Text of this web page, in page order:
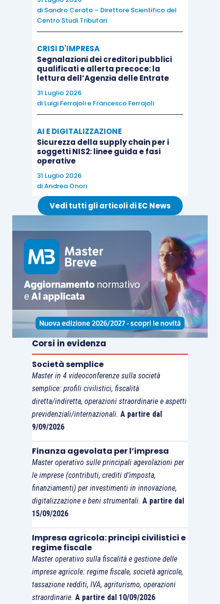
successivamente.
primo casoil ravvedimento avrà le seguenti
scadenze:
ridotta a 1/9) entro il9 luglio 2019
31,25 euro(sanzione base di euro 250
ridotta a 1/8) entro il
35,71 euro(sanzione base di euro 250
ridotta a 1/7) entro il
41,67 euro
ridotta a 1/6) entro il
50 euro(sanzione base di euro 250
ridotta a 1/5)fino alla notifica dell’atto
impositivo.
Nelsecondo casoil ravvedimento avrà le stesse
scadenze ma importi diversi:
55,56 euro
(sanzione base di euro 500
ridotta a 1/9) entro il9 luglio 2019;
62,50 euro(sanzione base di euro 500
ridotta a 1/8) entro il
71,43 euro (sanzione base di euro 500
ridotta a 1/7) entro il30 aprile 2021
83,33 euro(sanzione base di euro 500
ridotta a 1/6) entro il31 dicembre 2025
100 euro(sanzione base di euro 500
ridotta a 1/5)
di Sandro Cerato – Direttore Scientifico del
Centro Studi Tributari
CRISI D'IMPRESA
Segnalazioni dei creditori pubblici
qualificati e allerta precoce: la
lettura dell’Agenzia delle Entrate
31 Luglio 2026
di Luigi Ferrajolie Francesco Ferrajoli
AI E DIGITALIZZAZIONE
Sicurezza della supply chain per i
soggetti NIS2: linee guida e fasi
operative
31 Luglio 2026
diAndrea Onori
Vedi tutti gli articoli di EC News
Corsi in evidenza
Società semplice
Master in 4 videoconferenze sulla società
semplice: profili civilistici, fiscalità
diretta/indiretta, operazioni straordinarie e aspetti
previdenziali/internazionali. A partire dal
9/09/2026
Finanza agevolata per l’impresa
Master operativo sulle principali agevolazioni per
le imprese (contributi, crediti d’imposta,
finanziamenti) per investimenti in innovazione,
digitalizzazione e beni strumentali. A partire dal
15/09/2026
Impresa agricola: principi civilistici e
regime fiscale
Master operativo sulla fiscalità e gestione delle
imprese agricole: regime fiscale, società agricole,
tassazione redditi, IVA, agriturismo, operazioni
straordinarie. A partire dal 10/09/2026